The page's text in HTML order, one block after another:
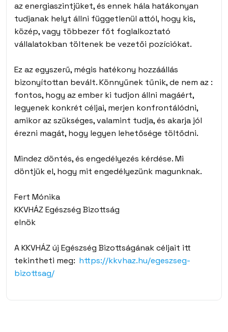
az energiaszintjüket, és ennek hála hatákonyan
tudjanak helyt állni függetlenül attól, hogy kis,
közép, vagy többezer főt foglalkoztató
vállalatokban töltenek be vezetői pozíciókat.
Ez az egyszerű, mégis hatékony hozzáállás
bizonyítottan bevált. Könnyűnek tűnik, de nem az :
fontos, hogy az ember ki tudjon állni magáért,
legyenek konkrét céljai, merjen konfrontálódni,
amikor az szükséges, valamint tudja, és akarja jól
érezni magát, hogy legyen lehetősége töltődni.
Mindez döntés, és engedélyezés kérdése. Mi
döntjük el, hogy mit engedélyezünk magunknak.
Fert Mónika
KKVHÁZ Egészség Bizottság
elnök
A KKVHÁZ új Egészség Bizottságának céljait itt
tekintheti meg: https://kkvhaz.hu/egeszseg-
bizottsag/